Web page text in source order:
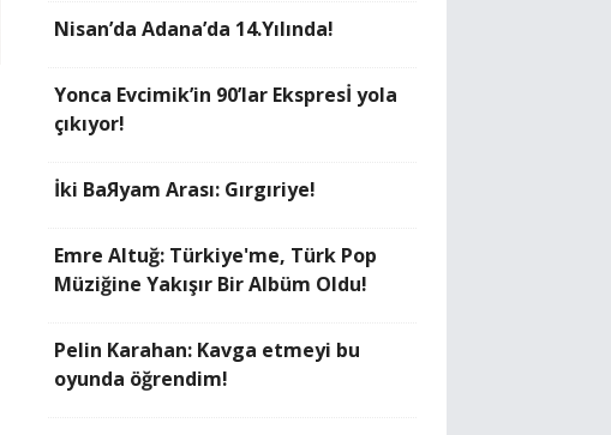
Nisan’da Adana’da 14.Yılında!
Yonca Evcimik’in 90’lar Ekspresİ yola
çıkıyor!
İki BaЯyam Arası: Gırgıriye!
Emre Altuğ: Türkiye'me, Türk Pop
Müziğine Yakışır Bir Albüm Oldu!
Pelin Karahan: Kavga etmeyi bu
oyunda öğrendim!